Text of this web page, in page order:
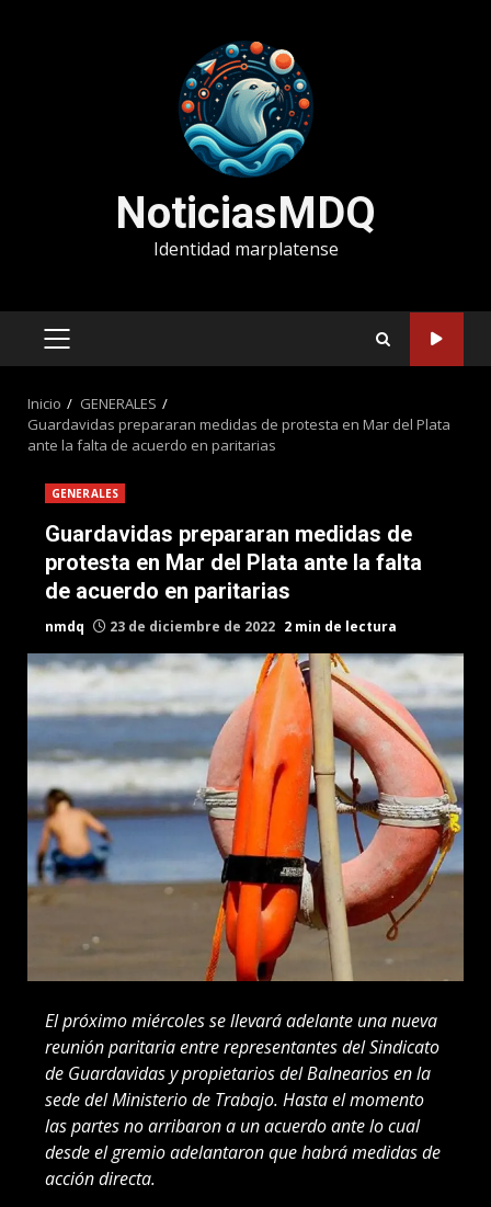
NoticiasMDQ
Identidad marplatense
MENÚ
Inicio
GENERALES
Guardavidas prepararan medidas de protesta en Mar del Plata
ante la falta de acuerdo en paritarias
GENERALES
Guardavidas prepararan medidas de
protesta en Mar del Plata ante la falta
de acuerdo en paritarias
nmdq 23 de diciembre de 2022 2 min de lectura
El próximo miércoles se llevará adelante una nueva
reunión paritaria entre representantes del Sindicato
de Guardavidas y propietarios del Balnearios en la
sede del Ministerio de Trabajo. Hasta el momento
las partes no arribaron a un acuerdo ante lo cual
desde el gremio adelantaron que habrá medidas de
acción directa.